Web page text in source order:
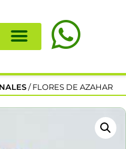
/ FLORES DE AZAHAR